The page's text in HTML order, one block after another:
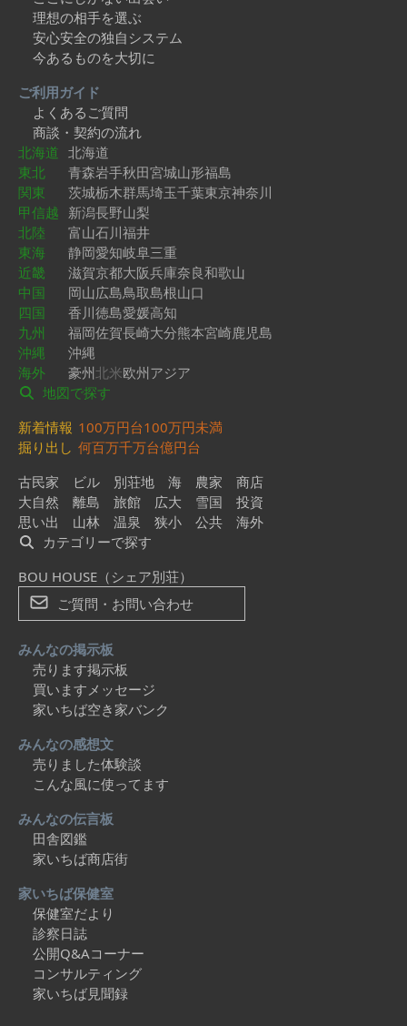
理想の相手を選ぶ
安心安全の独自システム
今あるものを大切に
ご利用ガイド
よくあるご質問
商談・契約の流れ
北海道 北海道
東北
青森岩手秋田宮城山形福島
関東
茨城栃木群馬埼玉千葉東京神奈川
甲信越 新潟長野山梨
北陸
富山石川福井
東海
静岡愛知岐阜三重
近畿
滋賀京都大阪兵庫奈良和歌山
中国
岡山広島鳥取島根山口
四国
香川徳島愛媛高知
九州
福岡佐賀長崎大分熊本宮崎鹿児島
沖縄
沖縄
海外
豪州北米欧州アジア
地図で探す
新着情報 100万円台100万円未満
掘り出し 何百万千万台億円台
古民家
ビル 別荘地 海 農家
商店
大自然
離島 旅館 広大 雪国
投資
思い出
山林 温泉 狭小 公共
海外
カテゴリーで探す
BOU HOUSE（シェア別荘）
ご質問・お問い合わせ
みんなの掲示板
売ります掲示板
買いますメッセージ
家いちば空き家バンク
みんなの感想文
売りました体験談
こんな風に使ってます
みんなの伝言板
田舎図鑑
家いちば商店街
家いちば保健室
保健室だより
診察日誌
公開Q&Aコーナー
コンサルティング
家いちば見聞録